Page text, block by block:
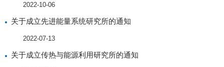
2022-10-06
关于成立先进能量系统研究所的通知
2022-07-13
关于成立传热与能源利用研究所的通知